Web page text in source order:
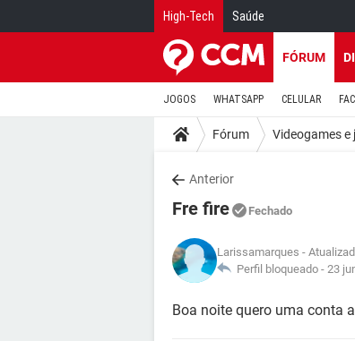
High-Tech Saúde
FÓRUM
JOGOS WHATSAPP CELULAR
Fórum Videogames e
Anterior
Fre fire Fechado
Larissamarques -
Perfil bloqueado - 23
Boa noite quero uma conta